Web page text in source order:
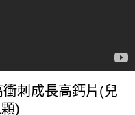
衝刺成長高鈣片(兒
)